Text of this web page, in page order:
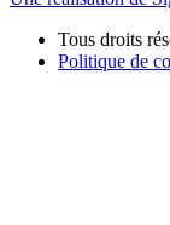
Tous droits
Politique de